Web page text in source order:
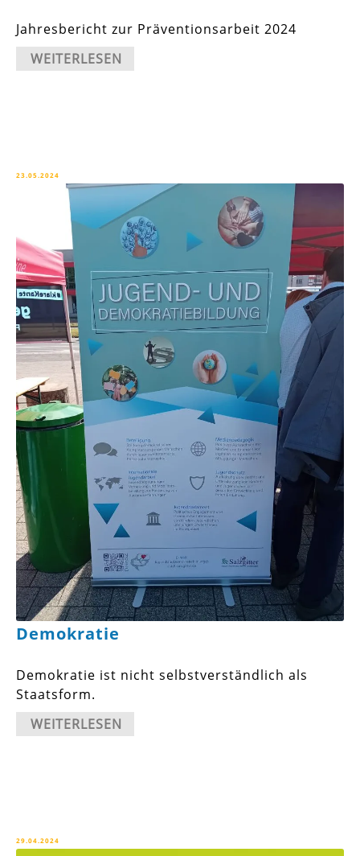
Jahresbericht zur Präventionsarbeit 2024
WEITERLESEN
23.05.2024
Demokratie
Demokratie ist nicht selbstverständlich als
Staatsform.
WEITERLESEN
29.04.2024